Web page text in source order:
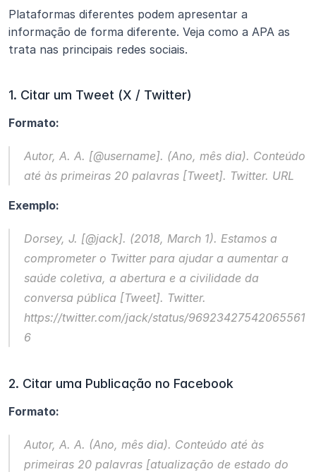
Plataformas diferentes podem apresentar a
informação de forma diferente. Veja como a APA as
trata nas principais redes sociais.
1. Citar um Tweet (X / Twitter)
Formato:
Autor, A. A. [@username]. (Ano, mês dia). Conteúdo
até às primeiras 20 palavras [Tweet]. Twitter. URL
Exemplo:
Dorsey, J. [@jack]. (2018, March 1). Estamos a
comprometer o Twitter para ajudar a aumentar a
saúde coletiva, a abertura e a civilidade da
conversa pública [Tweet]. Twitter.
https://twitter.com/jack/status/96923427542065561
6
2. Citar uma Publicação no Facebook
Formato:
Autor, A. A. (Ano, mês dia). Conteúdo até às
primeiras 20 palavras [atualização de estado do